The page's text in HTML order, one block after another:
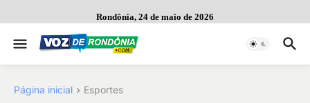
Rondônia, 24 de maio de 2026
Página inicial Esportes